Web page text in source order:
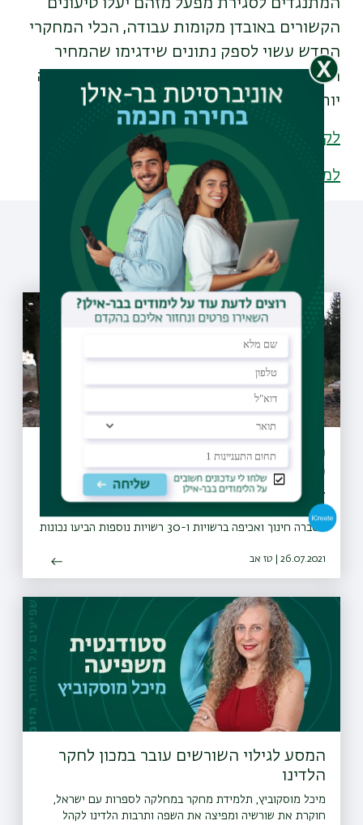
המתנגדים לסגירת מפעל מזהם יעלו טיעונים
הקשורים באובדן מקומות עבודה, הכלי המחקרי
החדש עשוי לספק נתונים שידגימו שהמחיר
הכלכלי של התחלואה והתמותה העודפת גבוה
יותר ממחירה של האבטלה.
לקריאה נוספת
למחקר
עוד כתבות שיעניינו אותך
מיזם "קחו אתכם את הזבל" יקודם בעולם
כפורץ דרך
27 מועצות מקומיות ומועצות אזוריות חתמו על אמנת המיזם
והתחייבו לבצע הסברה, חינוך, ואכיפה ברוחו, החלו פעילויות
הסברה חינוך ואכיפה ברשויות ו-30 רשויות נוספות הביעו נכונות
26.07.2021 | טז אב
המסע לגילוי השורשים עובר במכון לחקר
הלדינו
מיכל מוסקוביץ, תלמידת מחקר במחלקה לספרות עם ישראל,
חוקרת את שורשיה ומפיצה את השפה ותרבות הלדינו לקהל